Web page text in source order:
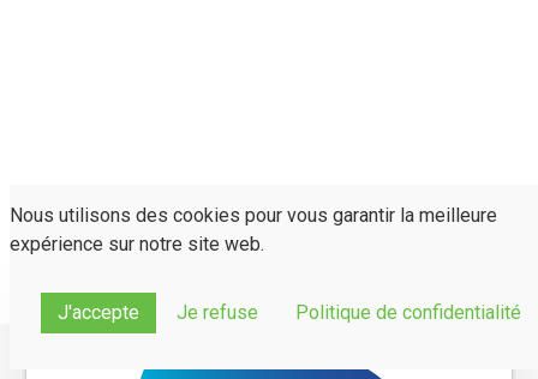
Nous utilisons des cookies pour vous garantir la meilleure
expérience sur notre site web.
J'accepte Je refuse Politique de confidentialité